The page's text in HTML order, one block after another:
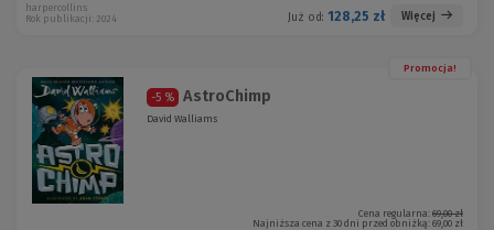
Już od: 128,25 zł Więcej
harpercollins
Rok publikacji: 2024
Promocja!
-5 % AstroChimp
David Walliams
Cena regularna: 69,00 zł
Najniższa cena z 30 dni przed obniżką: 69,00 zł